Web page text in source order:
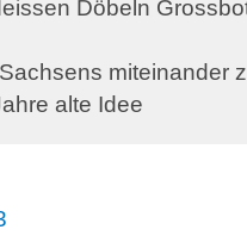
Döbeln
miteinander
alte Idee